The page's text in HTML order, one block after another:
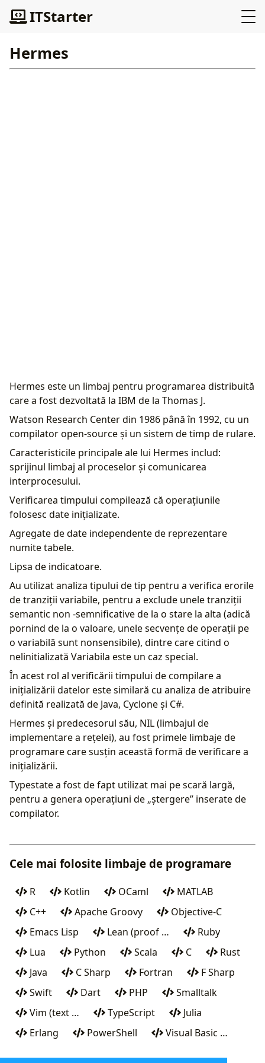
ITStarter
Hermes
Hermes este un limbaj pentru programarea distribuită
care a fost dezvoltată la IBM de la Thomas J.
Watson Research Center din 1986 până în 1992, cu un
compilator open-source și un sistem de timp de rulare.
Caracteristicile principale ale lui Hermes includ:
sprijinul limbaj al proceselor și comunicarea
interprocesului.
Verificarea timpului compilează că operațiunile
folosesc date inițializate.
Agregate de date independente de reprezentare
numite tabele.
Lipsa de indicatoare.
Au utilizat analiza tipului de tip pentru a verifica erorile
de tranziții variabile, pentru a exclude unele tranziții
semantic non -semnificative de la o stare la alta (adică
pornind de la o valoare, unele secvențe de operații pe
o variabilă sunt nonsensibile), dintre care citind o
nelinitializată Variabila este un caz special.
În acest rol al verificării timpului de compilare a
inițializării datelor este similară cu analiza de atribuire
definită realizată de Java, Cyclone și C#.
Hermes și predecesorul său, NIL (limbajul de
implementare a rețelei), au fost primele limbaje de
programare care susțin această formă de verificare a
inițializării.
Typestate a fost de fapt utilizat mai pe scară largă,
pentru a genera operațiuni de „ștergere” inserate de
compilator.
Cele mai folosite limbaje de programare
R Kotlin OCaml
MATLAB
C++
Apache Groovy
Objective-C
Emacs Lisp
Lean (proof …
Ruby
Lua
Python Scala C
Rust
Java
C Sharp Fortran
F Sharp
Swift
Dart PHP
Smalltalk
Vim (text …
TypeScript
Julia
Erlang
PowerShell Visual Basic …